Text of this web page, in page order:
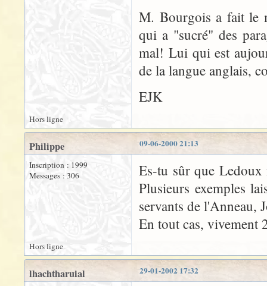
M. Bourgois a fait le
qui a "sucré" des
mal! Lui qui est
de la langue anglais,
EJK
Hors ligne
09-06-2000 21:13
Philippe
Inscription : 1999
Messages : 306
Es-tu sûr que Ledoux
Plusieurs exemples
servants de l'Anneau,
En tout cas, vivement
Hors ligne
29-01-2002 17:32
lhachtharuial